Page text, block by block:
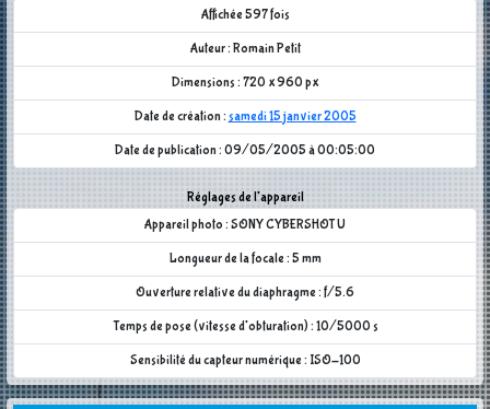
Affichée 597 fois
Auteur : Romain Petit
Dimensions : 720 x 960 px
Date de création : samedi 15 janvier 2005
Date de publication : 09/05/2005 à 00:05:00
Réglages de l'appareil
Appareil photo : SONY CYBERSHOT U
Longueur de la focale : 5 mm
Ouverture relative du diaphragme : f/5.6
Temps de pose (vitesse d'obturation) : 10/5000 s
Sensibilité du capteur numérique : ISO-100